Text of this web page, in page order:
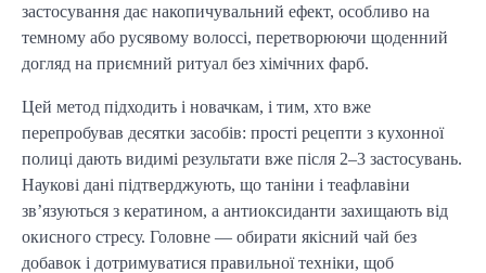
застосування дає накопичувальний ефект, особливо на
темному або русявому волоссі, перетворюючи щоденний
догляд на приємний ритуал без хімічних фарб.
Цей метод підходить і новачкам, і тим, хто вже
перепробував десятки засобів: прості рецепти з кухонної
полиці дають видимі результати вже після 2–3 застосувань.
Наукові дані підтверджують, що таніни і теафлавіни
зв’язуються з кератином, а антиоксиданти захищають від
окисного стресу. Головне — обирати якісний чай без
добавок і дотримуватися правильної техніки, щоб